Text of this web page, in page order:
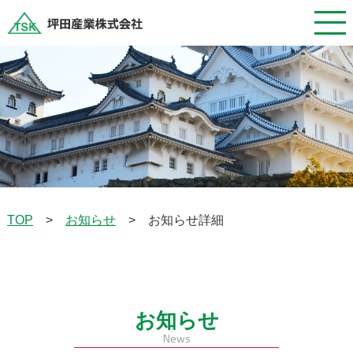
TOP > お知らせ > お知らせ詳細
お知らせ
News